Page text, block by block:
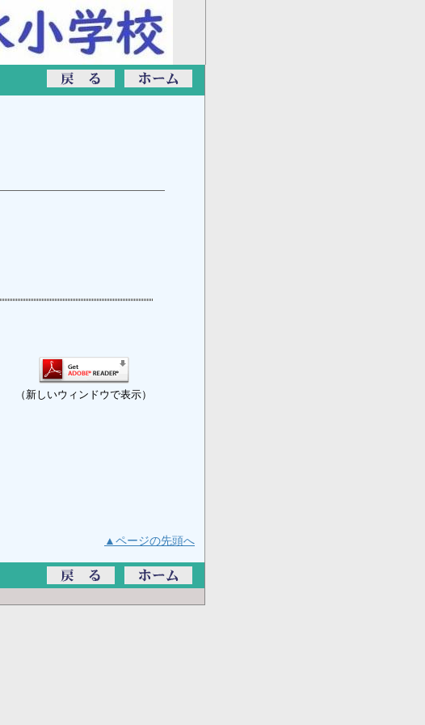
（新しいウィンドウで表示）
▲ページの先頭へ